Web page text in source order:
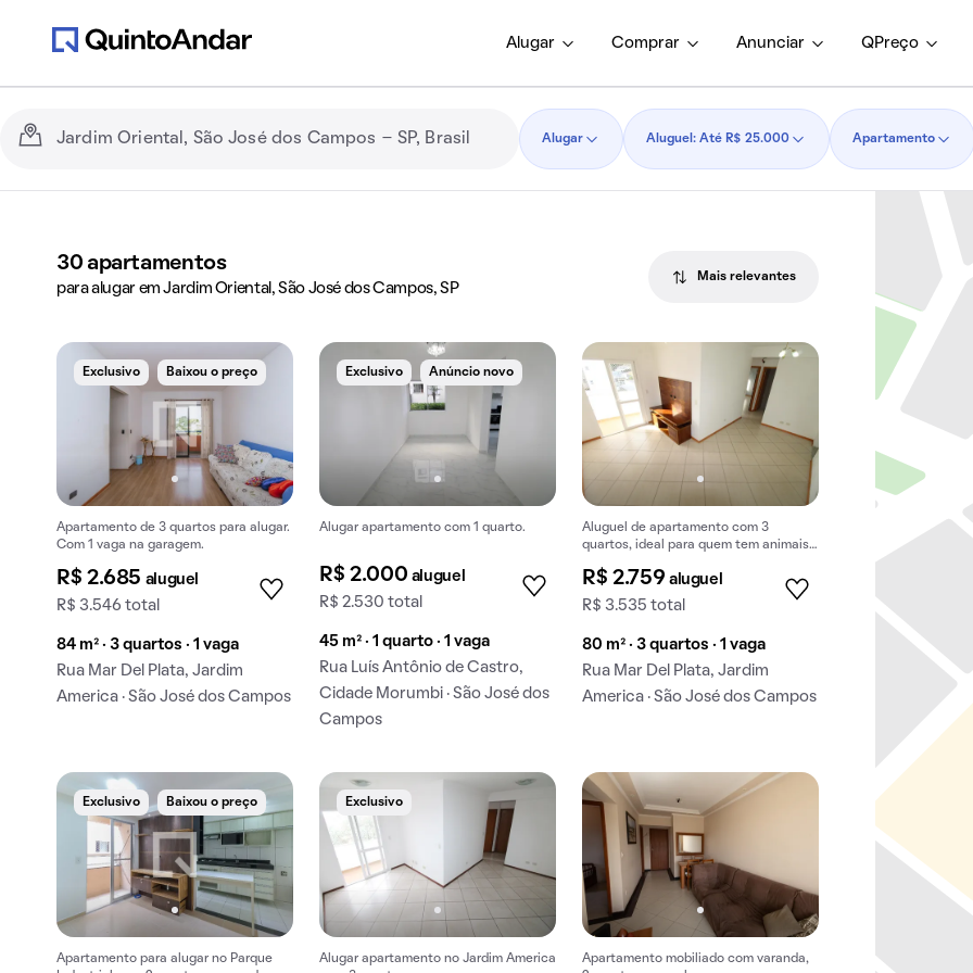
Alugar Comprar Anunciar QPreço
Alugar Aluguel: Até R$ 25.000 Apartamento
30 apartamentos
para alugar em Jardim Oriental, São José dos Campos, SP
Mais relevantes
Exclusivo Baixou o preço
Apartamento de 3 quartos para alugar.
Com 1 vaga na garagem.
R$ 2.685 aluguel
R$ 3.546 total
84 m² · 3 quartos · 1 vaga
Rua Mar Del Plata, Jardim
America · São José dos Campos
Exclusivo Anúncio novo
Alugar apartamento com 1 quarto.
R$ 2.000 aluguel
R$ 2.530 total
45 m² · 1 quarto · 1 vaga
Rua Luís Antônio de Castro,
Cidade Morumbi · São José dos
Campos
Aluguel de apartamento com 3
quartos, ideal para quem tem animais
R$ 2.759 aluguel
R$ 3.535 total
80 m² · 3 quartos · 1 vaga
Rua Mar Del Plata, Jardim
America · São José dos Campos
Exclusivo Baixou o preço
Apartamento para alugar no Parque
Exclusivo
Alugar apartamento no Jardim America
Apartamento mobiliado com varanda,